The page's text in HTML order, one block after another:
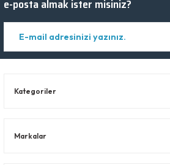
e-posta almak ister misiniz?
Kategoriler
Markalar